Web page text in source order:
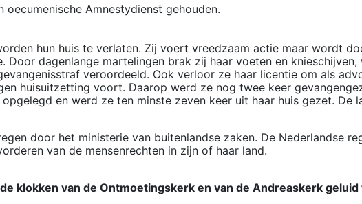
Amnestydienst gehouden.
hun huis te verlaten. Zij voert vreedzaam actie maar wordt
dagenlange martelingen brak zij haar voeten en
veroordeeld. Ook verloor ze haar licentie om als
huisuitzetting voort. Daarop werd ze nog twee keer
en werd ze ten minste zeven keer uit haar huis gezet. De
door het ministerie van buitenlandse zaken. De Nederlandse
van de mensenrechten in zijn of haar land.
klokken van de Ontmoetingskerk en van de Andreaskerk